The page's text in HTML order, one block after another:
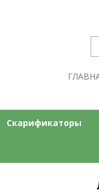
Скарификаторы